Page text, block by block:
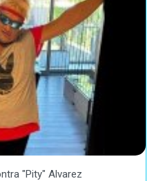
"Pity" Alvarez